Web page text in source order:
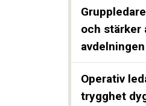
och stärker
avdelningen
Operativ
trygghet